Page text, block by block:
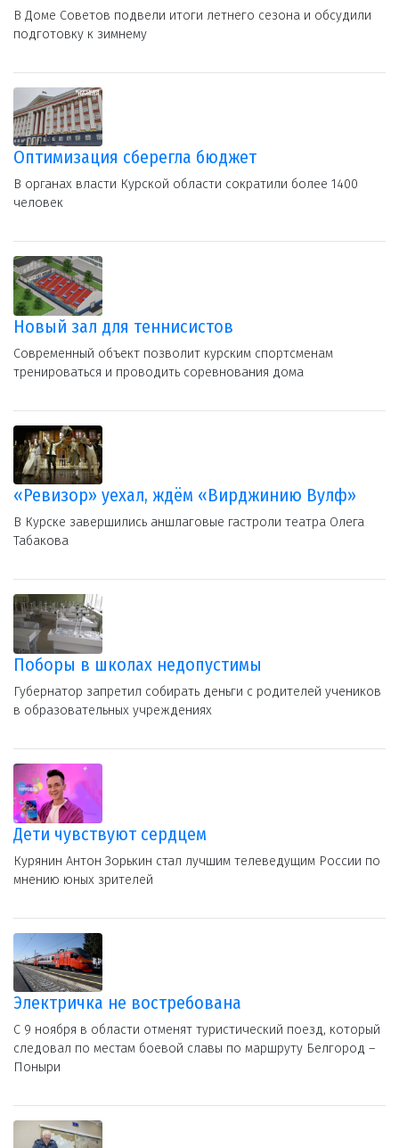
В Доме Советов подвели итоги летнего сезона и обсудили
подготовку к зимнему
Оптимизация сберегла бюджет
В органах власти Курской области сократили более 1400
человек
Новый зал для теннисистов
Современный объект позволит курским спортсменам
тренироваться и проводить соревнования дома
«Ревизор» уехал, ждём «Вирджинию Вулф»
В Курске завершились аншлаговые гастроли театра Олега
Табакова
Поборы в школах недопустимы
Губернатор запретил собирать деньги с родителей учеников
в образовательных учреждениях
Дети чувствуют сердцем
Курянин Антон Зорькин стал лучшим телеведущим России по
мнению юных зрителей
Электричка не востребована
С 9 ноября в области отменят туристический поезд, который
следовал по местам боевой славы по маршруту Белгород –
Поныри